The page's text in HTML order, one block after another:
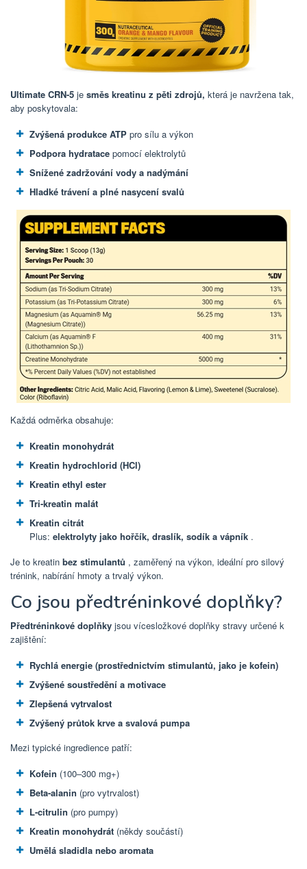
Ultimate CRN-5 je směs kreatinu z pěti zdrojů, která je navržena tak,
aby poskytovala:
Zvýšená produkce ATP pro sílu a výkon
Podpora hydratace pomocí elektrolytů
Snížené zadržování vody a nadýmání
Hladké trávení a plné nasycení svalů
Každá odměrka obsahuje:
Kreatin monohydrát
Kreatin hydrochlorid (HCl)
Kreatin ethyl ester
Tri-kreatin malát
Kreatin citrát
Plus: elektrolyty jako hořčík, draslík, sodík a vápník .
Je to kreatin bez stimulantů , zaměřený na výkon, ideální pro silový
trénink, nabírání hmoty a trvalý výkon.
Co jsou předtréninkové doplňky?
Předtréninkové doplňky jsou vícesložkové doplňky stravy určené k
zajištění:
Rychlá energie (prostřednictvím stimulantů, jako je kofein)
Zvýšené soustředění a motivace
Zlepšená vytrvalost
Zvýšený průtok krve a svalová pumpa
Mezi typické ingredience patří:
Kofein (100–300 mg+)
Beta-alanin (pro vytrvalost)
L-citrulin (pro pumpy)
Kreatin monohydrát (někdy součástí)
Umělá sladidla nebo aromata